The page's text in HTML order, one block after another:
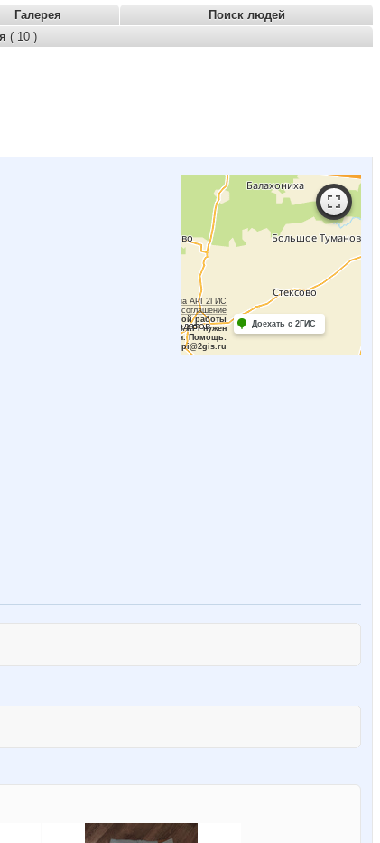
Галерея
Поиск людей
( 10 )
Работает на API 2ГИС
Лицензионное соглашение
Для корректной работы
Raster JS API нужен
ключ. Помощь:
api@2gis.ru
Доехать с 2ГИС